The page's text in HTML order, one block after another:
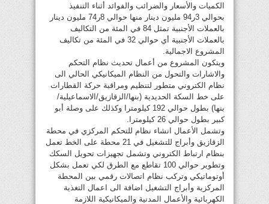
الكميات والأسعار والضرائب والفوائد أثناء التنفيذ
بحوالي 3ر94 مليون دينار منها حوالي 8ر74 مليون دينار
بالعملات الأجنبية تمثل 84 في المئة من التكاليف
بالعملات الأجنبية أي حوالي 32 في المئة من تكاليف
المشروع الاجمالية.
ويتكون المشروع من أعمال تحديث نظام التحكم
والاشارات والتحول من النظام الميكانيكي الحالي الى
نظام الكتروني متطور لتنظيم ومراقبة حركة القطارات
على خط السكة الحديدية (بنها/الزقازيق/الاسماعيلية/
بنها) بطول حوالي 192 كيلومترا وكذلك على وصلة أبو
كبير بطول حوالي 26 كيلومترا.
وتشمل الأعمال انشاء نظام للتحكم المركزي في محطة
الزقازيق وأبراج للتشغيل في 21 محطة على الخط تعمل
بنظام ارتباط الكتروني وتشمل تجهيزات تحويل السكك
وتطوير حوالي 100 تقاطع مع الطرق لكي تعمل بشكل
أوتوماتيكي وتركب نظام اتصالات رقمي بين المحطة
المركزية وأبراج التشغيل اضافة الى اعمال التغذية
الكهربائية والأعمال المدنية والميكانيكية اللازمة